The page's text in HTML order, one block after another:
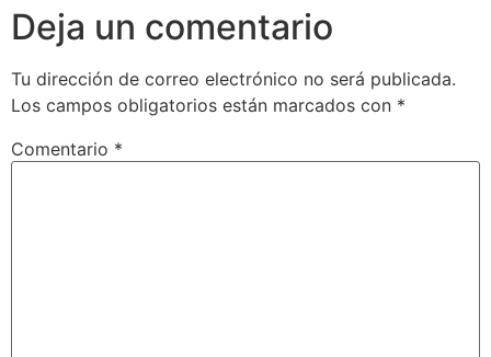
Deja un comentario
Tu dirección de correo electrónico no será publicada.
Los campos obligatorios están marcados con *
Comentario *